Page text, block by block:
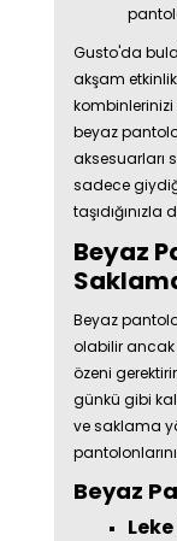
Gusto'da
akşam
kombinlerinizi
beyaz
aksesuarları
sadece
taşıdığınızla
Beyaz
Beyaz
olabilir ancak
özeni
günkü gibi
ve saklama
Beyaz